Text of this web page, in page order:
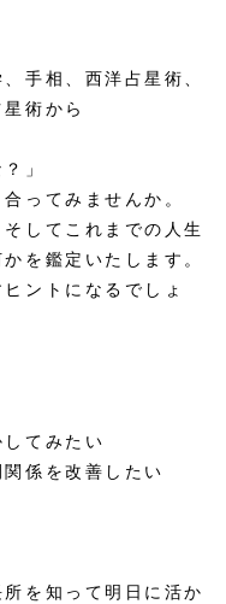
手相、西洋占星術、
術から
」
ってみませんか。
してこれまでの人生
を鑑定いたします。
ントになるでしょ
してみたい
係を改善したい
を知って明日に活か